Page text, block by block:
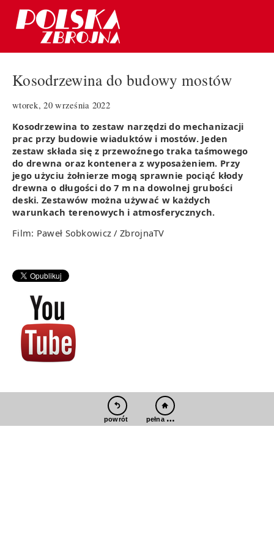
Kosodrzewina do budowy mostów
wtorek, 20 września 2022
Kosodrzewina to zestaw narzędzi do mechanizacji
prac przy budowie wiaduktów i mostów. Jeden
zestaw składa się z przewoźnego traka taśmowego
do drewna oraz kontenera z wyposażeniem. Przy
jego użyciu żołnierze mogą sprawnie pociąć kłody
drewna o długości do 7 m na dowolnej grubości
deski. Zestawów można używać w każdych
warunkach terenowych i atmosferycznych.
Film: Paweł Sobkowicz / ZbrojnaTV
powrót pełna wersja